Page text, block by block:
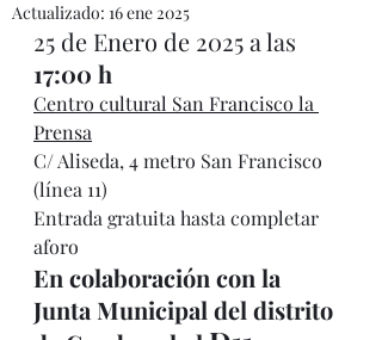
Actualizado: 16 ene 2025
25 de Enero de 2025 a las
17:00 h
Centro cultural San Francisco la
Prensa
C/ Aliseda, 4 metro San Francisco
(línea 11)
Entrada gratuita hasta completar
aforo
En colaboración con la
Junta Municipal del distrito